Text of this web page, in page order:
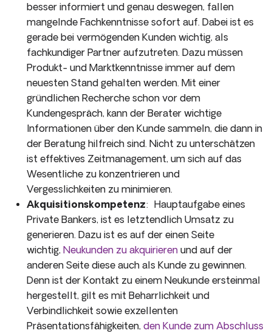
besser informiert und genau deswegen, fallen
mangelnde Fachkenntnisse sofort auf. Dabei ist es
gerade bei vermögenden Kunden wichtig, als
fachkundiger Partner aufzutreten. Dazu müssen
Produkt- und Marktkenntnisse immer auf dem
neuesten Stand gehalten werden. Mit einer
gründlichen Recherche schon vor dem
Kundengespräch, kann der Berater wichtige
Informationen über den Kunde sammeln, die dann in
der Beratung hilfreich sind. Nicht zu unterschätzen
ist effektives Zeitmanagement, um sich auf das
Wesentliche zu konzentrieren und
Vergesslichkeiten zu minimieren.
Akquisitionskompetenz: Hauptaufgabe eines
Private Bankers, ist es letztendlich Umsatz zu
generieren. Dazu ist es auf der einen Seite
wichtig, Neukunden zu akquirieren und auf der
anderen Seite diese auch als Kunde zu gewinnen.
Denn ist der Kontakt zu einem Neukunde ersteinmal
hergestellt, gilt es mit Beharrlichkeit und
Verbindlichkeit sowie exzellenten
Präsentationsfähigkeiten, den Kunde zum Abschluss